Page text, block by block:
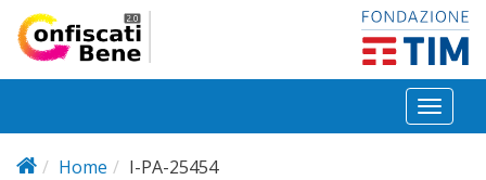
Salta al contenuto principale
Toggle
Home
I-PA-25454